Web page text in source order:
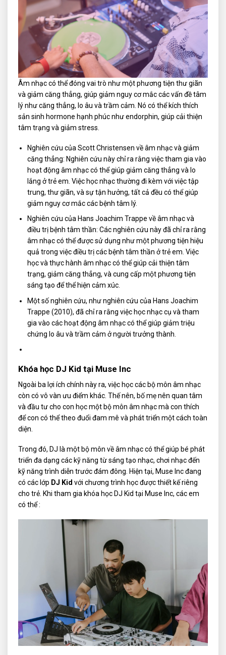
Âm nhạc có thể đóng vai trò như một phương tiện thư giãn
và giảm căng thẳng, giúp giảm nguy cơ mắc các vấn đề tâm
lý như căng thẳng, lo âu và trầm cảm. Nó có thể kích thích
sản sinh hormone hạnh phúc như endorphin, giúp cải thiện
tâm trạng và giảm stress.
Nghiên cứu của Scott Christensen về âm nhạc và giảm
căng thẳng: Nghiên cứu này chỉ ra rằng việc tham gia vào
hoạt động âm nhạc có thể giúp giảm căng thẳng và lo
lắng ở trẻ em. Việc học nhạc thường đi kèm với việc tập
trung, thư giãn, và sự tận hưởng, tất cả đều có thể giúp
giảm nguy cơ mắc các bệnh tâm lý.
Nghiên cứu của Hans Joachim Trappe về âm nhạc và
điều trị bệnh tâm thần: Các nghiên cứu này đã chỉ ra rằng
âm nhạc có thể được sử dụng như một phương tiện hiệu
quả trong việc điều trị các bệnh tâm thần ở trẻ em. Việc
học và thực hành âm nhạc có thể giúp cải thiện tâm
trạng, giảm căng thẳng, và cung cấp một phương tiện
sáng tạo để thể hiện cảm xúc.
Một số nghiên cứu, như nghiên cứu của Hans Joachim
Trappe (2010), đã chỉ ra rằng việc học nhạc cụ và tham
gia vào các hoạt động âm nhạc có thể giúp giảm triệu
chứng lo âu và trầm cảm ở người trưởng thành.
Khóa học DJ Kid tại Muse Inc
Ngoài ba lợi ích chính này ra, việc học các bộ môn âm nhạc
còn có vô vàn ưu điểm khác. Thế nên, bố mẹ nên quan tâm
và đầu tư cho con học một bộ môn âm nhạc mà con thích
để con có thể theo đuổi đam mê và phát triển một cách toàn
diện.
Trong đó, DJ là một bộ môn về âm nhạc có thể giúp bé phát
triển đa dạng các kỹ năng từ sáng tạo nhạc, chơi nhạc đến
kỹ năng trình diễn trước đám đông. Hiện tại, Muse Inc đang
có các lớp DJ Kid với chương trình học được thiết kế riêng
cho trẻ. Khi tham gia khóa học DJ Kid tại Muse Inc, các em
có thể :